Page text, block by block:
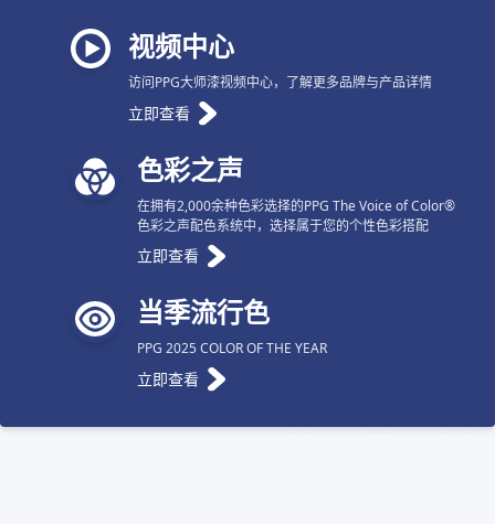
视频中心
访问PPG大师漆视频中心，了解更多品牌与产品详情
立即查看
色彩之声
在拥有2,000余种色彩选择的PPG The Voice of Color®
色彩之声配色系统中，选择属于您的个性色彩搭配
立即查看
当季流行色
PPG 2025 COLOR OF THE YEAR
立即查看